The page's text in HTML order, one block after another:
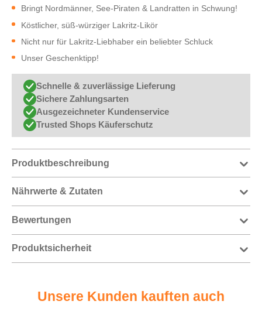
Bringt Nordmänner, See-Piraten & Landratten in Schwung!
Köstlicher, süß-würziger Lakritz-Likör
Nicht nur für Lakritz-Liebhaber ein beliebter Schluck
Unser Geschenktipp!
Schnelle & zuverlässige Lieferung
Sichere Zahlungsarten
Ausgezeichneter Kundenservice
Trusted Shops Käuferschutz
Produktbeschreibung
Nährwerte & Zutaten
Bewertungen
Produktsicherheit
Unsere Kunden kauften auch